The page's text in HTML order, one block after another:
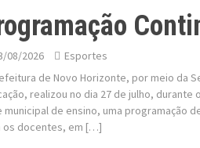
08/2026
Esportes
de Novo Horizonte, por meio da
realizou no dia 27 de julho, durante
municipal de ensino, uma programação
os docentes, em […]